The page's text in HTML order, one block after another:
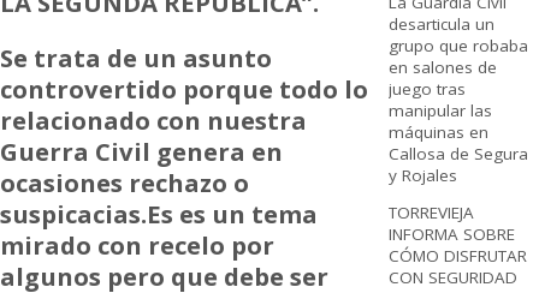
Se trata de un asunto
controvertido porque todo lo
relacionado con nuestra
Guerra Civil genera en
ocasiones rechazo o
suspicacias.Es es un tema
mirado con recelo por
algunos pero que debe ser
desarticula un
grupo que robaba
en salones de
juego tras
manipular las
máquinas en
Callosa de Segura
y Rojales
TORREVIEJA
INFORMA SOBRE
CÓMO DISFRUTAR
CON SEGURIDAD